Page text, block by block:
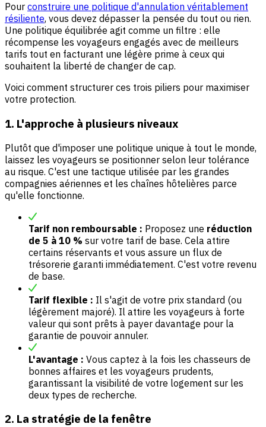
Pour construire une politique d'annulation véritablement
résiliente, vous devez dépasser la pensée du tout ou rien.
Une politique équilibrée agit comme un filtre : elle
récompense les voyageurs engagés avec de meilleurs
tarifs tout en facturant une légère prime à ceux qui
souhaitent la liberté de changer de cap.
Voici comment structurer ces trois piliers pour maximiser
votre protection.
1. L'approche à plusieurs niveaux
Plutôt que d'imposer une politique unique à tout le monde,
laissez les voyageurs se positionner selon leur tolérance
au risque. C'est une tactique utilisée par les grandes
compagnies aériennes et les chaînes hôtelières parce
qu'elle fonctionne.
Tarif non remboursable : Proposez une réduction
de 5 à 10 % sur votre tarif de base. Cela attire
certains réservants et vous assure un flux de
trésorerie garanti immédiatement. C'est votre revenu
de base.
Tarif flexible : Il s'agit de votre prix standard (ou
légèrement majoré). Il attire les voyageurs à forte
valeur qui sont prêts à payer davantage pour la
garantie de pouvoir annuler.
L'avantage : Vous captez à la fois les chasseurs de
bonnes affaires et les voyageurs prudents,
garantissant la visibilité de votre logement sur les
deux types de recherche.
2. La stratégie de la fenêtre